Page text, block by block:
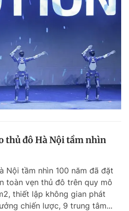
Tin 360
Magazine
Bạn cần biết
thoại
thủ đô Hà Nội tầm nhìn
Nội tầm nhìn 100 năm đã đặt
toàn vẹn thủ đô trên quy mô
thiết lập không gian phát
chiến lược, 9 trung tâm...